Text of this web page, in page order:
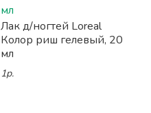
Лак д/ногтей Loreal
Колор риш гелевый, 20
мл
1р.